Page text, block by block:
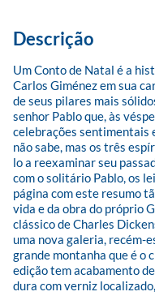
Descrição
Um Conto de Natal é a
Carlos Giménez em sua
de seus pilares mais
senhor Pablo que, às
celebrações sentimentais
não sabe, mas os três
lo a reexaminar seu
com o solitário Pablo, os
página com este resumo
vida e da obra do próprio
clássico de Charles
uma nova galeria, recém-
grande montanha que é o
edição tem acabamento
dura com verniz